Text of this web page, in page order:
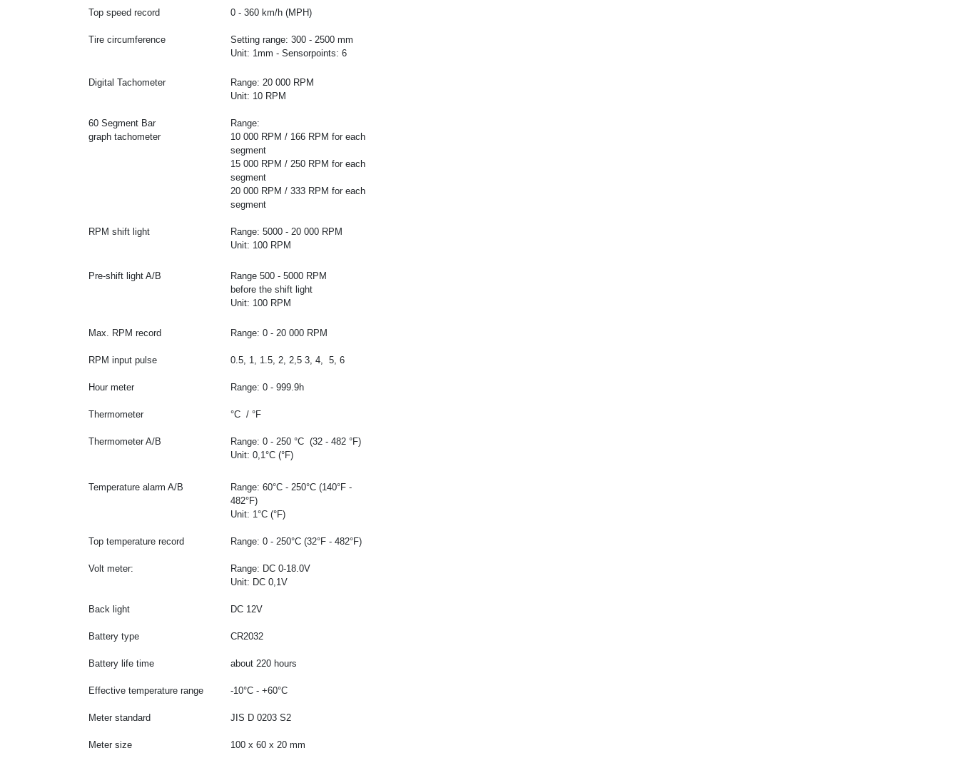
Top speed record 0 - 360 km/h (MPH)
Tire circumference
Setting range: 300 - 2500 mm
Unit: 1mm - Sensorpoints: 6
Digital Tachometer
Range: 20 000 RPM
Unit: 10 RPM
60 Segment Bar
graph tachometer
Range:
10 000 RPM / 166 RPM for each
segment
15 000 RPM / 250 RPM for each
segment
20 000 RPM / 333 RPM for each
segment
RPM shift light
Range: 5000 - 20 000 RPM
Unit: 100 RPM
Pre-shift light A/B
Range 500 - 5000 RPM
before the shift light
Unit: 100 RPM
Max. RPM record Range: 0 - 20 000 RPM
RPM input pulse 0.5, 1, 1.5, 2, 2,5 3, 4, 5, 6
Hour meter Range: 0 - 999.9h
Thermometer °C / °F
Thermometer A/B
Range: 0 - 250 °C (32 - 482 °F)
Unit: 0,1°C (°F)
Temperature alarm A/B
Range: 60°C - 250°C (140°F -
482°F)
Unit: 1°C (°F)
Top temperature record Range: 0 - 250°C (32°F - 482°F)
Volt meter: Range: DC 0-18.0V
Unit: DC 0,1V
Back light DC 12V
Battery type CR2032
Battery life time about 220 hours
Effective temperature range -10°C - +60°C
Meter standard JIS D 0203 S2
Meter size 100 x 60 x 20 mm